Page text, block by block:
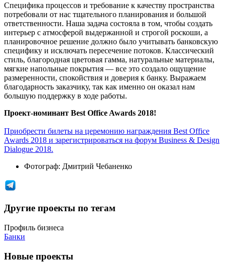
Специфика процессов и требование к качеству пространства
потребовали от нас тщательного планирования и большой
ответственности. Наша задача состояла в том, чтобы создать
интерьер с атмосферой выдержанной и строгой роскоши, а
планировочное решение должно было учитывать банковскую
специфику и исключать пересечение потоков. Классический
стиль, благородная цветовая гамма, натуральные материалы,
мягкие напольные покрытия — все это создало ощущение
размеренности, спокойствия и доверия к банку. Выражаем
благодарность заказчику, так как именно он оказал нам
большую поддержку в ходе работы.
Проект-номинант Best Office Awards 2018!
Приобрести билеты на церемонию награждения Best Office
Awards 2018 и зарегистрироваться на форум Business & Design
Dialogue 2018.
Фотограф: Дмитрий Чебаненко
Другие проекты по тегам
Профиль бизнеса
Банки
Новые проекты